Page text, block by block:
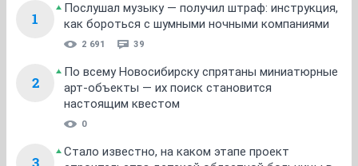
1
Послушал музыку — получил штраф: инструкция,
как бороться с шумными ночными компаниями
2 691 39
2
По всему Новосибирску спрятаны миниатюрные
арт-объекты — их поиск становится
настоящим квестом
0
Стало известно, на каком этапе проект